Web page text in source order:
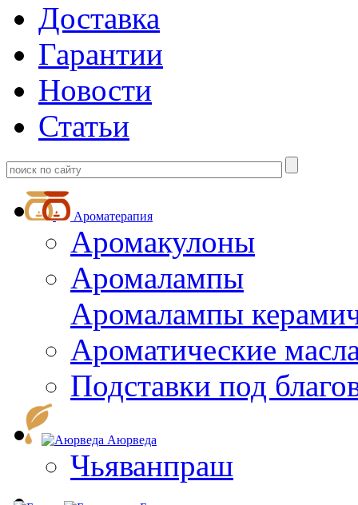
Доставка
Гарантии
Новости
Статьи
Ароматерапия
Аромакулоны
Аромалампы
Aромалампы
Ароматические
Подставки под
Аюрведа
Чьяванпраш